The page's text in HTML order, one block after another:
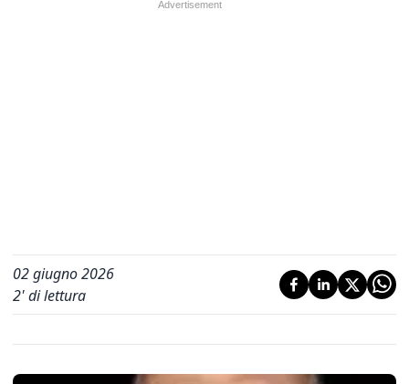
02 giugno 2026
2' di lettura